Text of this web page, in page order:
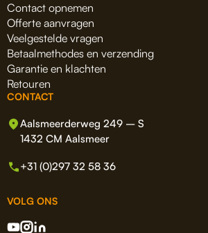
Contact opnemen
Offerte aanvragen
Veelgestelde vragen
Betaalmethodes en verzending
Garantie en klachten
Retouren
CONTACT
Aalsmeerderweg 249 – S
1432 CM Aalsmeer
+31 (0)297 32 58 36
VOLG ONS